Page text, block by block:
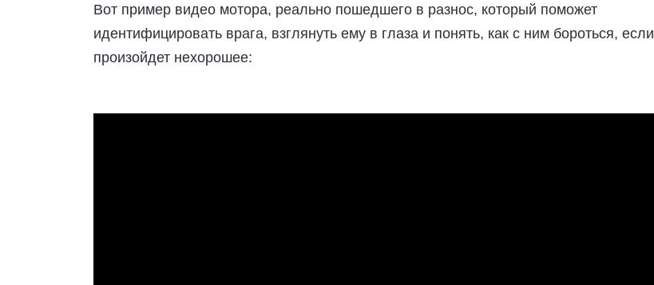
Вот пример видео мотора, реально пошедшего в разнос, который поможет
идентифицировать врага, взглянуть ему в глаза и понять, как с ним бороться, если
произойдет нехорошее: